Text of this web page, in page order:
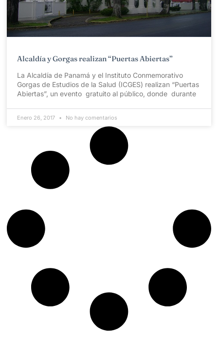
Alcaldía y Gorgas realizan “Puertas Abiertas”
La Alcaldía de Panamá y el Instituto Conmemorativo
Gorgas de Estudios de la Salud (ICGES) realizan “Puertas
Abiertas”, un evento gratuito al público, donde durante
Enero 26, 2017 No hay comentarios